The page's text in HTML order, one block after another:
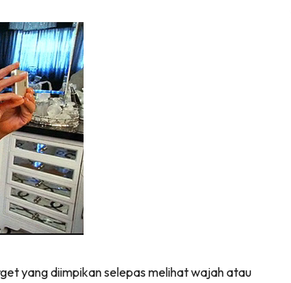
yang diimpikan selepas melihat wajah atau